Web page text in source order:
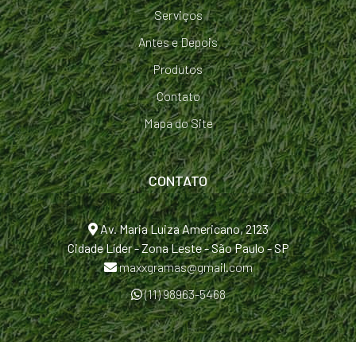
Serviços
Antes e Depois
Produtos
Contato
Mapa do Site
CONTATO
Av. Maria Luiza Americano, 2123
Cidade Líder - Zona Leste - São Paulo - SP
maxxgramas@gmail.com
(11) 98963-5468